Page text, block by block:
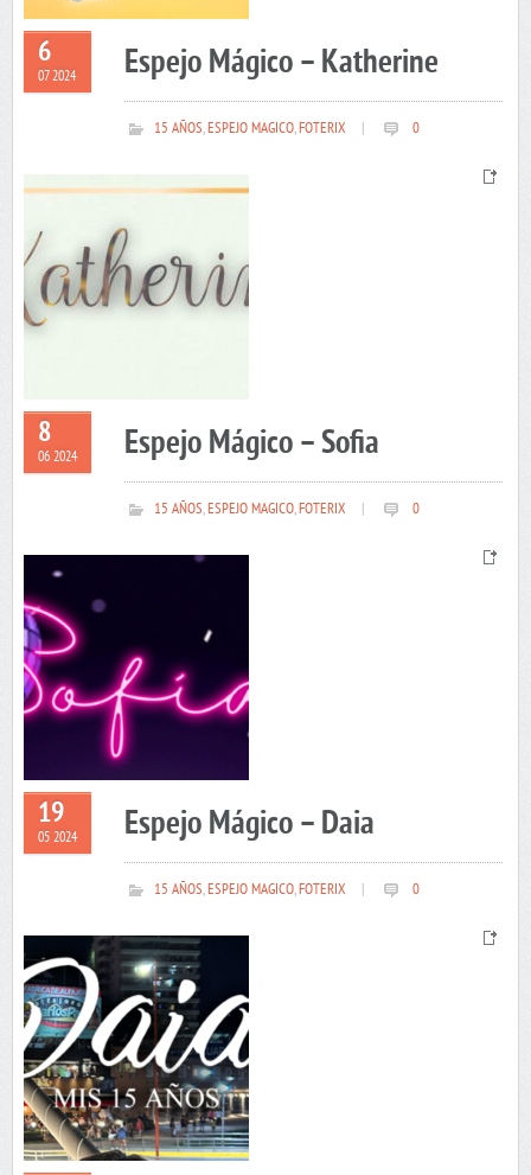
6
07 2024 Espejo Mágico – Katherine
15 AÑOS,ESPEJO MAGICO,FOTERIX 0
8
06 2024 Espejo Mágico – Sofia
15 AÑOS,ESPEJO MAGICO,FOTERIX 0
19
05 2024 Espejo Mágico – Daia
15 AÑOS,ESPEJO MAGICO,FOTERIX 0